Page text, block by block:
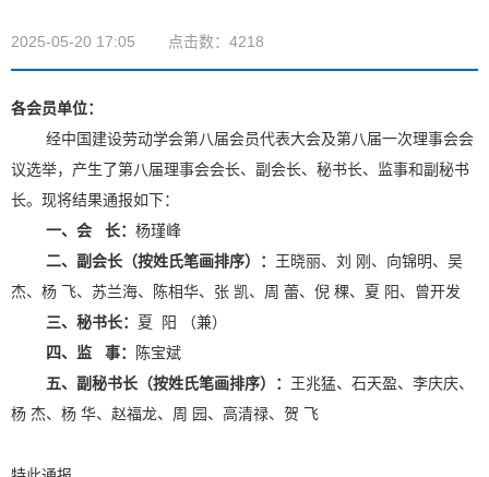
2025-05-20 17:05 点击数：4218
各会员单位：
经中国建设劳动学会第八届会员代表大会及第八届一次理事会会
议选举，产生了第八届理事会会长、副会长、秘书长、监事和副秘书
长。现将结果通报如下：
一、会
长： 杨瑾峰
二、副会长（按姓氏笔画排序）： 王晓丽、刘 刚、向锦明、吴
杰、杨 飞、苏兰海、陈相华、张 凯、周 蕾、倪 稞、夏 阳、曾开发
三、秘书长： 夏 阳 （兼）
四、监
事：
陈宝斌
五、副秘书长（按姓氏笔画排序）： 王兆猛、石天盈、李庆庆、
杨 杰、杨 华、赵福龙、周 园、高清禄、贺 飞